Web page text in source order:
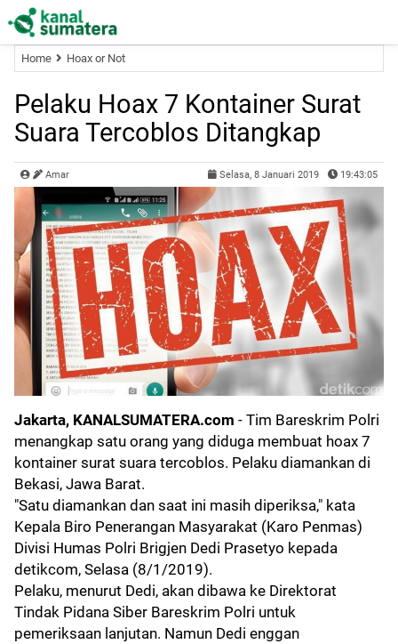
Home Hoax or Not
Pelaku Hoax 7 Kontainer Surat
Suara Tercoblos Ditangkap
Amar Selasa, 8 Januari 2019 19:43:05
Jakarta, KANALSUMATERA.com - Tim Bareskrim Polri
menangkap satu orang yang diduga membuat hoax 7
kontainer surat suara tercoblos. Pelaku diamankan di
Bekasi, Jawa Barat.
"Satu diamankan dan saat ini masih diperiksa," kata
Kepala Biro Penerangan Masyarakat (Karo Penmas)
Divisi Humas Polri Brigjen Dedi Prasetyo kepada
detikcom, Selasa (8/1/2019).
Pelaku, menurut Dedi, akan dibawa ke Direktorat
Tindak Pidana Siber Bareskrim Polri untuk
pemeriksaan lanjutan. Namun Dedi enggan